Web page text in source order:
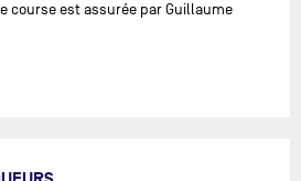
course est assurée par Guillaume
et 17 minutes par Paul Meilhat et
dans les Bouches de Bonifacio,